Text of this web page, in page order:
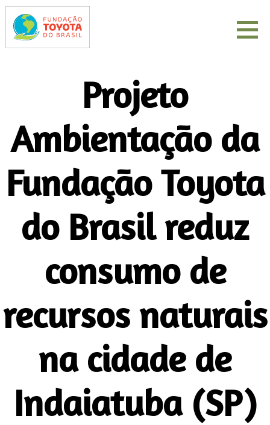
Projeto
Ambientação da
Fundação Toyota
do Brasil reduz
consumo de
recursos naturais
na cidade de
Indaiatuba (SP)